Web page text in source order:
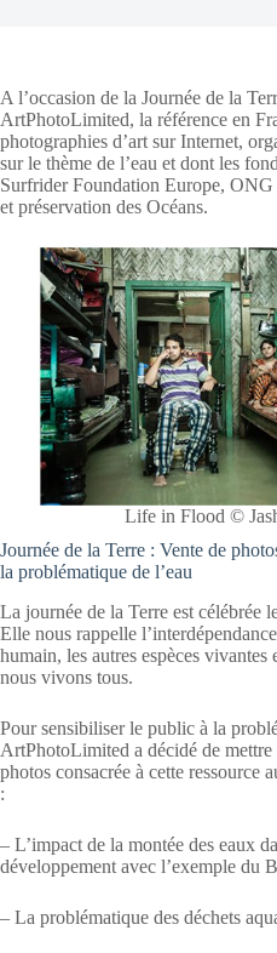
A l’occasion de la Journée de la
ArtPhotoLimited, la référence en
photographies d’art sur Internet,
sur le thème de l’eau et dont les
Surfrider Foundation Europe, ONG
et préservation des Océans.
Life in Flood ©
Journée de la Terre : Vente de
la problématique de l’eau
La journée de la Terre est célébrée
Elle nous rappelle
humain, les autres espèces vivantes
nous vivons tous.
Pour sensibiliser le public à la
ArtPhotoLimited a décidé de mettre
photos consacrée à cette ressource
:
– L’impact de la montée des eaux
développement avec l’exemple du
– La problématique des déchets